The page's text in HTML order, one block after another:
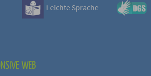
Leichte Sprache
WEB